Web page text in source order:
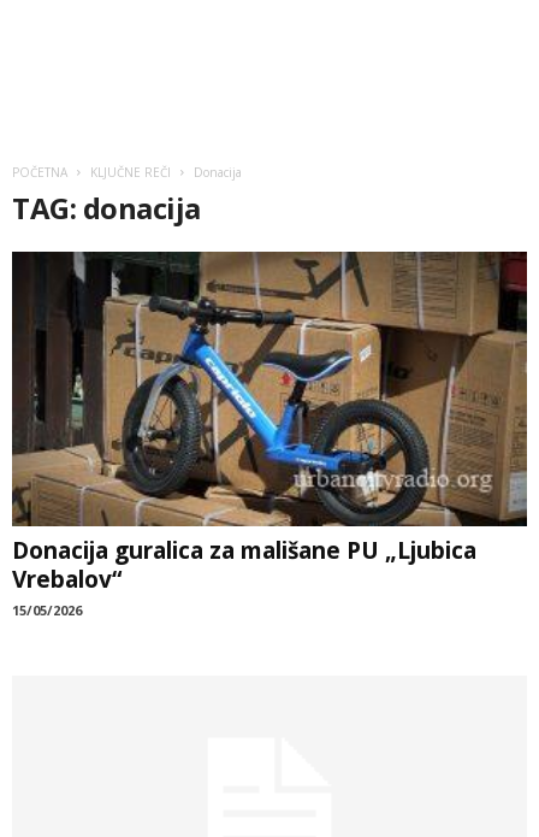
POČETNA KLJUČNE REČI Donacija
TAG: donacija
Donacija guralica za mališane PU „Ljubica
Vrebalov“
15/05/2026